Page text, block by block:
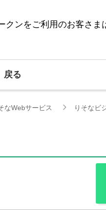
クンをご利用のお客さま
戻る
なWebサービス りそなビ